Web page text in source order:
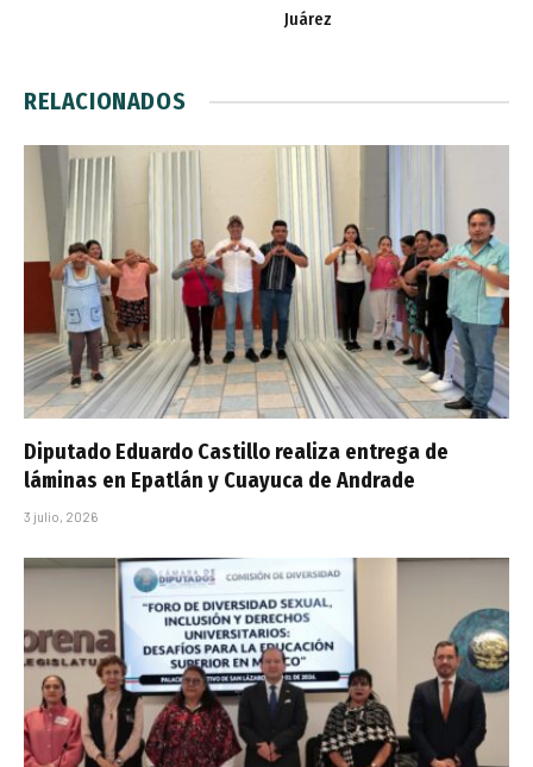
Juárez
RELACIONADOS
Diputado Eduardo Castillo realiza entrega de
láminas en Epatlán y Cuayuca de Andrade
3 julio, 2026